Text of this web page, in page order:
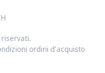
ordini d'acquisto